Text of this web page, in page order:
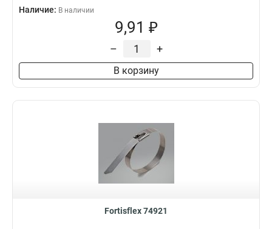
Наличие: В наличии
9,91 ₽
– +
В корзину
Fortisflex 74921